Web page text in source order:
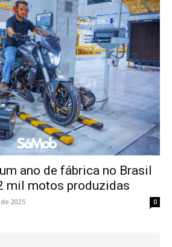
ano de fábrica no Brasil
mil motos produzidas
2025 0